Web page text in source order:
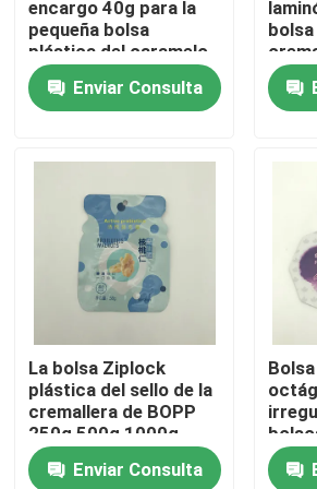
Visita a la fábrica
Contacto
noticias
bolsos del acondicionamiento de
Bolsos de empaquetado del café
encargo 40g para la
pequeña bolsa
plástica del caramelo
PE80 con la
cremalleraEnviar Consulta
La bolsa Ziplock
plástica del sello de la
cremallera de BOPP
250g 500g 1000g
empaqueta el
acondicionamiento de
Enviar Consulta
del
de